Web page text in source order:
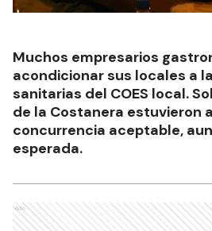
Muchos empresarios
acondicionar sus locales a
sanitarias del COES local.
de la Costanera estuvieron
concurrencia aceptable,
esperada.
Ads